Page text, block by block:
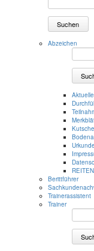
Suchen
Abzeichen
Berittführer
Trainerassistent
Trainer